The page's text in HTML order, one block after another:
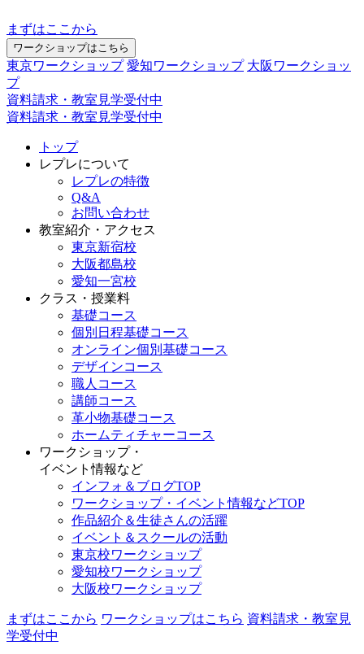
まずはここから
ワークショップはこちら
東京ワークショップ 愛知ワークショップ 大阪ワークショッ
プ
資料請求・教室見学受付中
資料請求・教室見学受付中
トップ
レプレについて
レプレの特徴
Q&A
お問い合わせ
教室紹介・アクセス
東京新宿校
大阪都島校
愛知一宮校
クラス・授業料
基礎コース
個別日程基礎コース
オンライン個別基礎コース
デザインコース
職人コース
講師コース
革小物基礎コース
ホームティチャーコース
ワークショップ・
イベント情報など
インフォ＆ブログTOP
ワークショップ・イベント情報などTOP
作品紹介＆生徒さんの活躍
イベント＆スクールの活動
東京校ワークショップ
愛知校ワークショップ
大阪校ワークショップ
まずはここから ワークショップはこちら 資料請求・教室見
学受付中